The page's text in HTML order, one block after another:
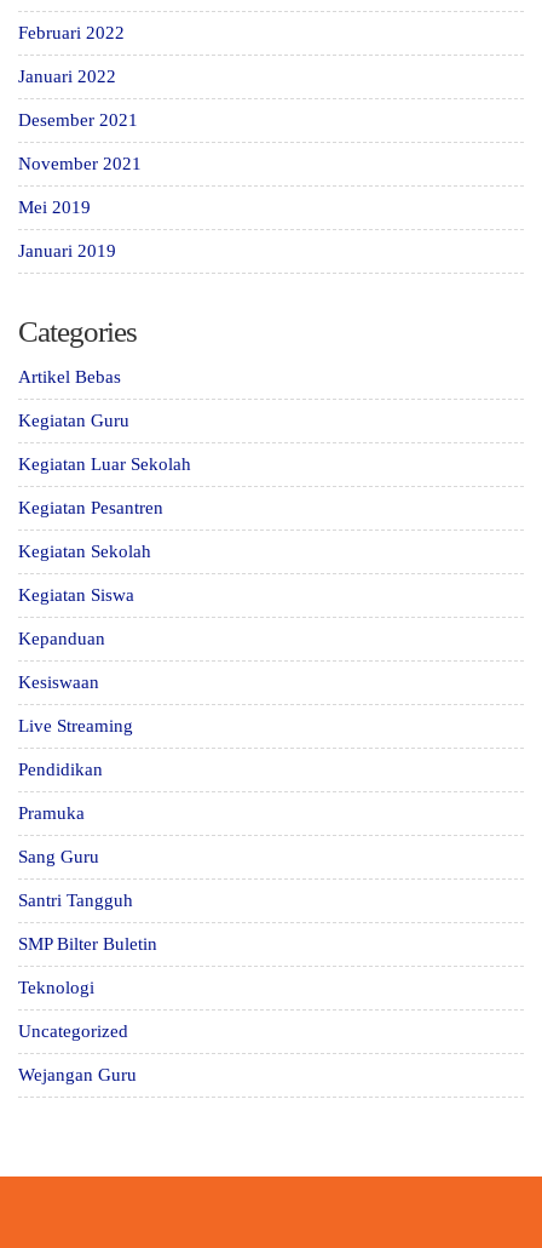
Februari 2022
Januari 2022
Desember 2021
November 2021
Mei 2019
Januari 2019
Categories
Artikel Bebas
Kegiatan Guru
Kegiatan Luar Sekolah
Kegiatan Pesantren
Kegiatan Sekolah
Kegiatan Siswa
Kepanduan
Kesiswaan
Live Streaming
Pendidikan
Pramuka
Sang Guru
Santri Tangguh
SMP Bilter Buletin
Teknologi
Uncategorized
Wejangan Guru